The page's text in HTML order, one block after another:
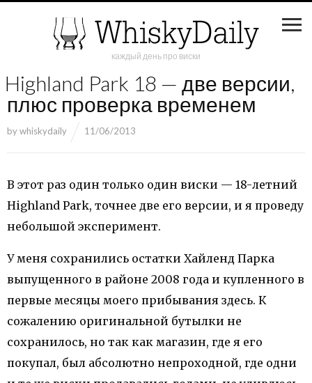
каждый день про виски
Highland Park 18 — две версии,
плюс проверка временем
bywhiskydaily 11/06/2013
В этот раз один только один виски — 18-летний
Highland Park, точнее две его версии, и я проведу
небольшой эксперимент.
У меня сохранились остатки Хайленд Парка
выпущенного в районе 2008 года и купленного в
первые месяцы моего прибывания здесь. К
сожалению оригинальной бутылки не
сохранилось, но так как магазин, где я его
покупал, был абсолютно непроходной, где одни